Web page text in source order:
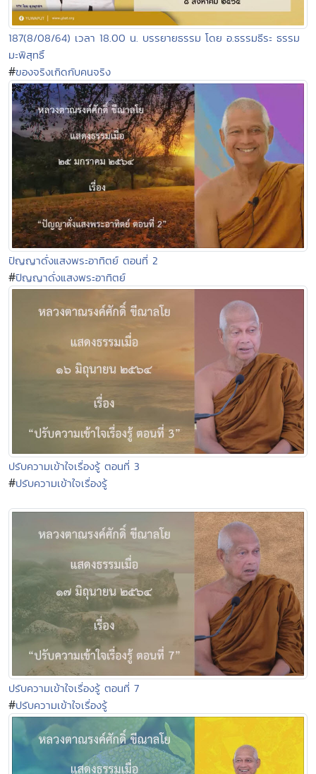
187(8/08/64) เวลา 18.00 น. บรรยายธรรม โดย อ.ธรรมธีระ ธรรม
มะพิสุทธิ์
#ของจริงเกิดกับคนจริง
ปัญญาดั่งแสงพระอาทิตย์ ตอนที่ 2
#ปัญญาดั่งแสงพระอาทิตย์
ปรับความเข้าใจเรื่องรู้ ตอนที่ 3
#ปรับความเข้าใจเรื่องรู้
ปรับความเข้าใจเรื่องรู้ ตอนที่ 7
#ปรับความเข้าใจเรื่องรู้